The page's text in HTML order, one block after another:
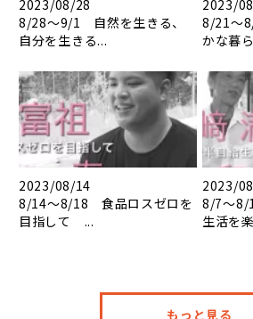
2023/08/28
8/28～9/1 自然を生きる、
自分を生きる...
2023/
8/21～
かな暮
2023/08/14
8/14～8/18 食品ロスゼロを
目指して ...
2023/
8/7～8/
生活を
もっと見る